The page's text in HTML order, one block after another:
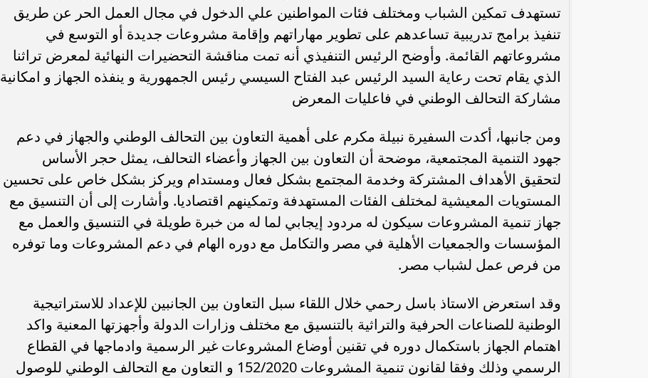
تستهدف تمكين الشباب ومختلف فئات المواطنين علي الدخول في مجال العمل الحر عن طريق
تنفيذ برامج تدريبية تساعدهم على تطوير مهاراتهم وإقامة مشروعات جديدة أو التوسع في
مشروعاتهم القائمة. وأوضح الرئيس التنفيذي أنه تمت مناقشة التحضيرات النهائية لمعرض تراثنا
الذي يقام تحت رعاية السيد الرئيس عبد الفتاح السيسي رئيس الجمهورية و ينفذه الجهاز و امكانية
مشاركة التحالف الوطني في فاعليات المعرض
ومن جانبها، أكدت السفيرة نبيلة مكرم على أهمية التعاون بين التحالف الوطني والجهاز في دعم
جهود التنمية المجتمعية، موضحة أن التعاون بين الجهاز وأعضاء التحالف، يمثل حجر الأساس
لتحقيق الأهداف المشتركة وخدمة المجتمع بشكل فعال ومستدام ويركز بشكل خاص على تحسين
المستويات المعيشية لمختلف الفئات المستهدفة وتمكينهم اقتصاديا. وأشارت إلى أن التنسيق مع
جهاز تنمية المشروعات سيكون له مردود إيجابي لما له من خبرة طويلة في التنسيق والعمل مع
المؤسسات والجمعيات الأهلية في مصر والتكامل مع دوره الهام في دعم المشروعات وما توفره
من فرص عمل لشباب مصر.
وقد استعرض الاستاذ باسل رحمي خلال اللقاء سبل التعاون بين الجانبين للإعداد للاستراتيجية
الوطنية للصناعات الحرفية والتراثية بالتنسيق مع مختلف وزارات الدولة وأجهزتها المعنية واكد
اهتمام الجهاز باستكمال دوره في تقنين أوضاع المشروعات غير الرسمية وادماجها في القطاع
الرسمي وذلك وفقا لقانون تنمية المشروعات 152/2020 و التعاون مع التحالف الوطني للوصول
رئيس الوزراء : زيادة مخصصات الإنفاق
على الصحة والتعليم و”تكافل” و”كرامة”
محمد إمام يكتب .. ”رمضان المحبة
والسلام ”
الكاتب الصحفي محمد إمام يكتب..
”حافظوا علي مصر”